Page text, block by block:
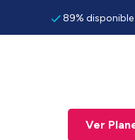
89% disponible
Ver